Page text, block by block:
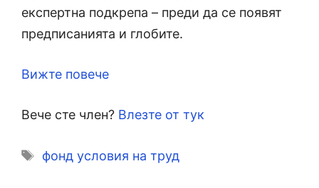
експертна подкрепа – преди да се появят
предписанията и глобите.
Вижте повече
Вече сте член? Влезте от тук
Етикети
фонд условия на труд